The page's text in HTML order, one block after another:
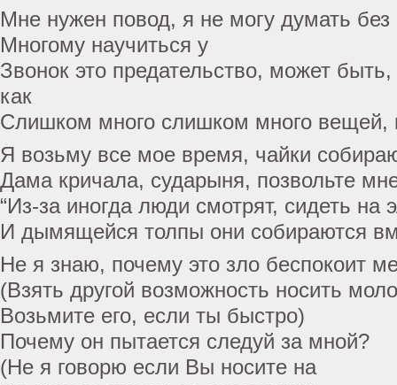
Мне нужен повод, я не могу думать без
Многому научиться у
Звонок это предательство, может
как
Слишком много слишком много вещей,
Я возьму все мое время, чайки
Дама кричала, сударыня, позвольте
“Из-за иногда люди смотрят, сидеть на
И дымящейся толпы они собираются
Не я знаю, почему это зло беспокоит
(Взять другой возможность носить
Возьмите его, если ты быстро)
Почему он пытается следуй за мной?
(Не я говорю если Вы носите на